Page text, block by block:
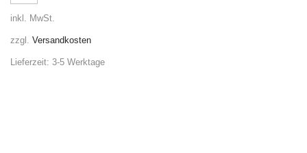
inkl. MwSt.
zzgl. Versandkosten
Lieferzeit: 3-5 Werktage